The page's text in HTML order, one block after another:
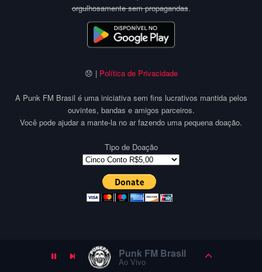
orgulhosamente sem propagandas.
😞 | Política de Privacidade
A Punk FM Brasil é uma iniciativa sem fins lucrativos mantida pelos
ouvintes, bandas e amigos parceiros.
Você pode ajudar a mante-la no ar fazendo uma pequena doação.
Tipo de Doação
Punk FM Brasil
Ao Vivo